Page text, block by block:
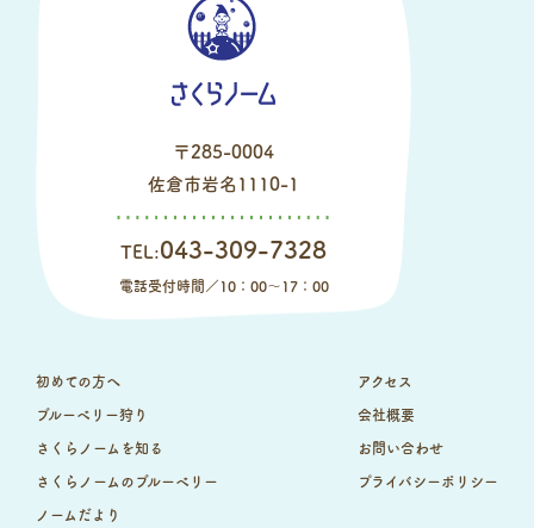
〒285-0004
佐倉市岩名1110-1
TEL:043-309-7328
電話受付時間／10：00～17：00
初めての方へ
ブルーベリー狩り
さくらノームを知る
さくらノームのブルーベリー
ノームだより
アクセス
会社概要
お問い合わせ
プライバシーポリシー